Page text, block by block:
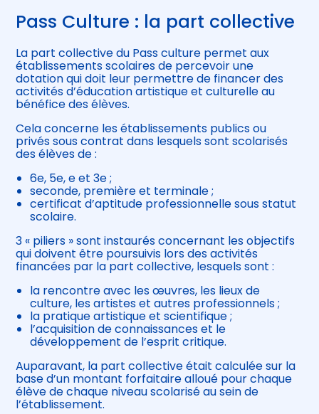
Pass Culture : la part collective
La part collective du Pass culture permet aux
établissements scolaires de percevoir une
dotation qui doit leur permettre de financer des
activités d’éducation artistique et culturelle au
bénéfice des élèves.
Cela concerne les établissements publics ou
privés sous contrat dans lesquels sont scolarisés
des élèves de :
6e, 5e, e et 3e ;
seconde, première et terminale ;
certificat d’aptitude professionnelle sous statut
scolaire.
3 « piliers » sont instaurés concernant les objectifs
qui doivent être poursuivis lors des activités
financées par la part collective, lesquels sont :
la rencontre avec les œuvres, les lieux de
culture, les artistes et autres professionnels ;
la pratique artistique et scientifique ;
l’acquisition de connaissances et le
développement de l’esprit critique.
Auparavant, la part collective était calculée sur la
base d’un montant forfaitaire alloué pour chaque
élève de chaque niveau scolarisé au sein de
l’établissement.